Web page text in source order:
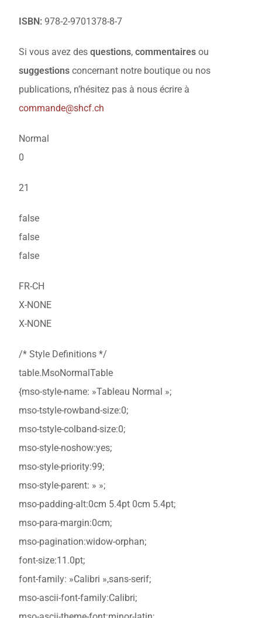
ISBN:978-2-9701378-8-7
Si vous avez desquestions,commentaires ou
suggestions concernant notre boutique ou nos
publications, n’hésitez pas à nous écrire à
commande@shcf.ch
Normal
0
21
false
false
false
FR-CH
X-NONE
X-NONE
/* Style Definitions */
table.MsoNormalTable
{mso-style-name: »Tableau Normal »;
mso-tstyle-rowband-size:0;
mso-tstyle-colband-size:0;
mso-style-noshow:yes;
mso-style-priority:99;
mso-style-parent: » »;
mso-padding-alt:0cm 5.4pt 0cm 5.4pt;
mso-para-margin:0cm;
mso-pagination:widow-orphan;
font-size:11.0pt;
font-family: »Calibri »,sans-serif;
mso-ascii-font-family:Calibri;